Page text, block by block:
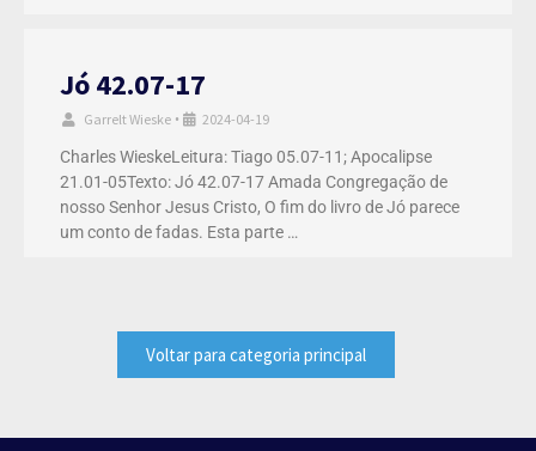
Jó 42.07-17
Garrelt Wieske • 2024-04-19
Charles WieskeLeitura: Tiago 05.07-11; Apocalipse
21.01-05Texto: Jó 42.07-17 Amada Congregação de
nosso Senhor Jesus Cristo, O fim do livro de Jó parece
um conto de fadas. Esta parte …
Voltar para categoria principal